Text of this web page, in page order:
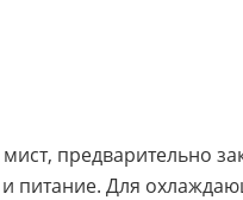
предварительно
питание. Для